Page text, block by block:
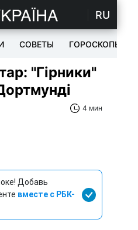
RU
СОВЕТЫ ГОРОСКОПЫ
"Гірники"
4 мин
Добавь
вместе с РБК-